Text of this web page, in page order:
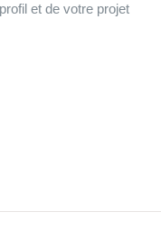
et de votre projet